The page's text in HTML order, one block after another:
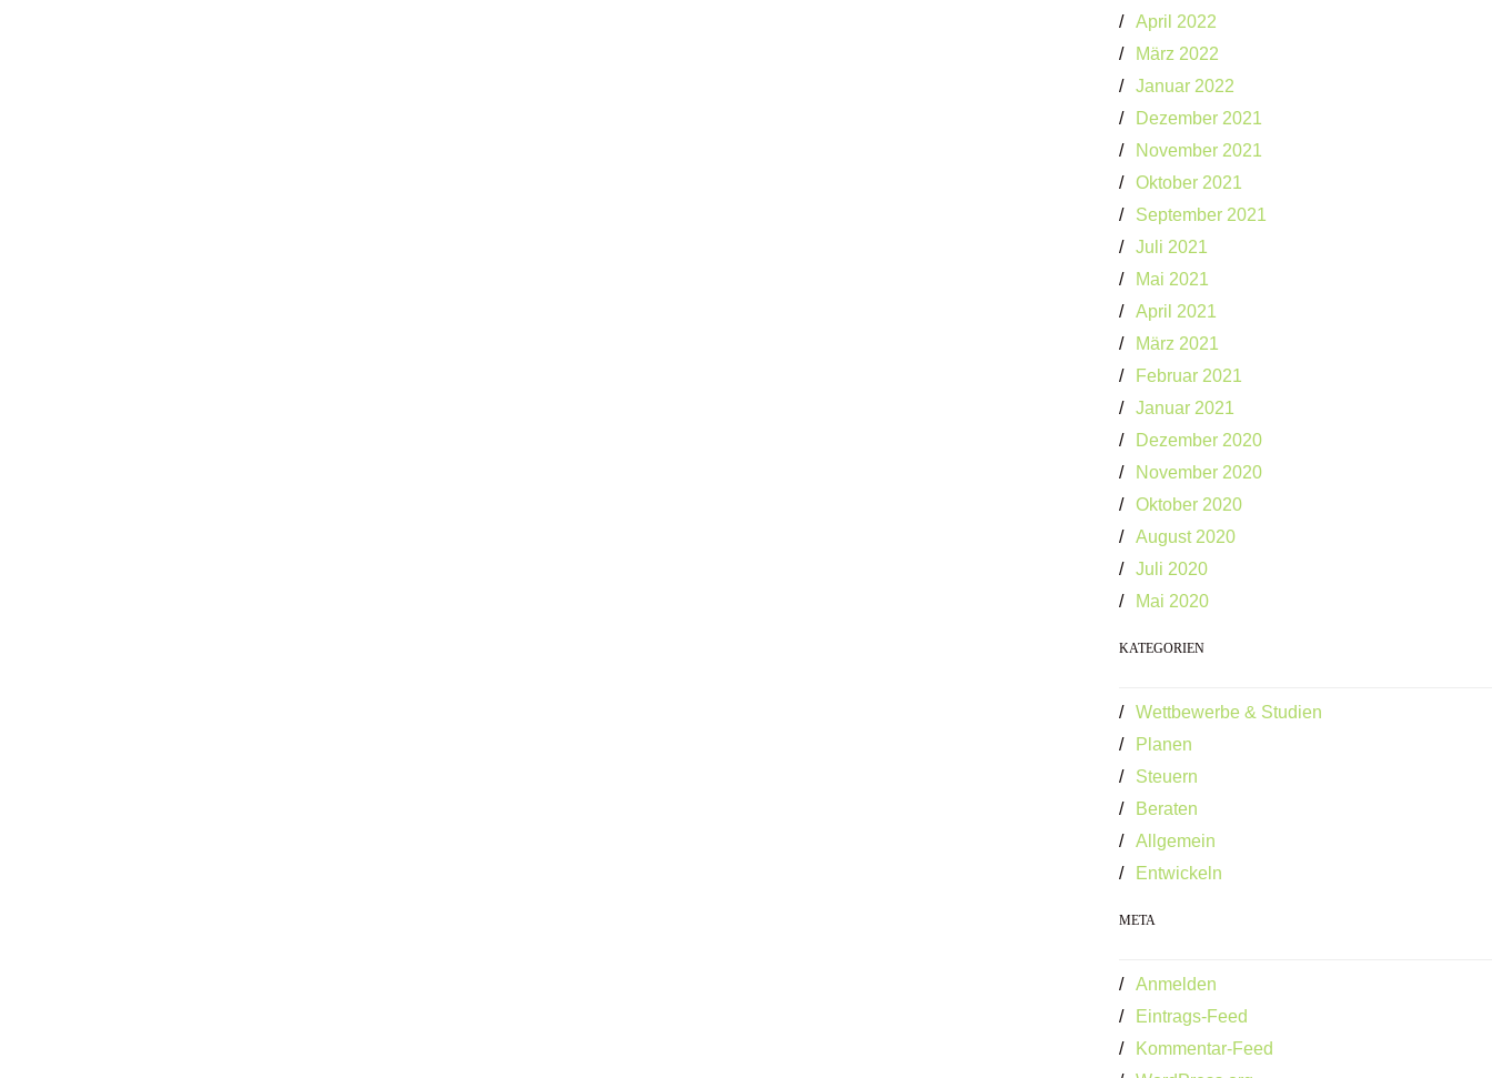
April 2022
März 2022
Januar 2022
Dezember 2021
November 2021
Oktober 2021
September 2021
Juli 2021
Mai 2021
April 2021
März 2021
Februar 2021
Januar 2021
Dezember 2020
November 2020
Oktober 2020
August 2020
Juli 2020
Mai 2020
KATEGORIEN
Wettbewerbe & Studien
Planen
Steuern
Beraten
Allgemein
Entwickeln
META
Anmelden
Eintrags-Feed
Kommentar-Feed